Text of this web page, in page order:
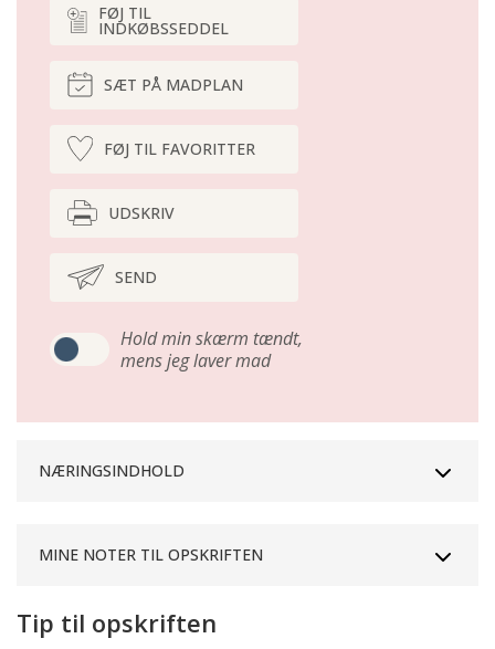
FØJ TIL
INDKØBSSEDDEL
SÆT PÅ MADPLAN
FØJ TIL FAVORITTER
UDSKRIV
SEND
Hold min skærm tændt,
mens jeg laver mad
NÆRINGSINDHOLD
MINE NOTER TIL OPSKRIFTEN
Tip til opskriften